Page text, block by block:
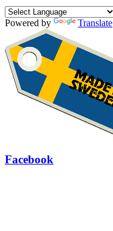
Powered by Translate
Facebook